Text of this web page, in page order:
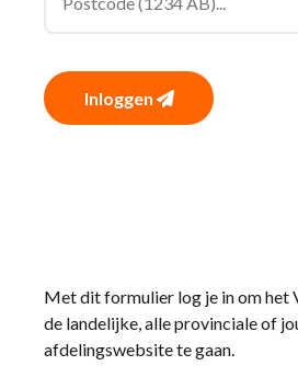
Inloggen
Met dit formulier log je in om het
de landelijke, alle provinciale of
afdelingswebsite te gaan.